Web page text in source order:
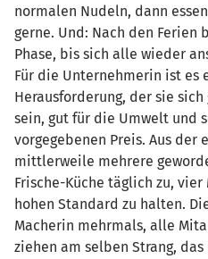
normalen Nudeln, dann
gerne. Und: Nach den Ferien
Phase, bis sich alle wieder
Für die Unternehmerin ist es
Herausforderung, der sie
sein, gut für die Umwelt und
vorgegebenen Preis. Aus der
mittlerweile mehrere
Frische-Küche täglich zu,
hohen Standard zu halten.
Macherin mehrmals, alle
ziehen am selben Strang,